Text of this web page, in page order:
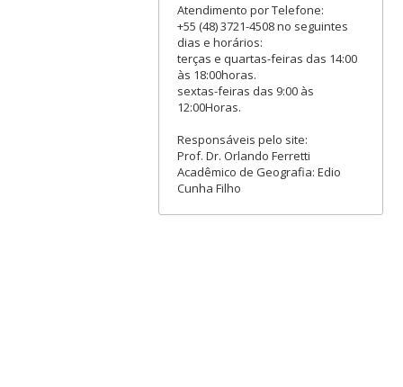
Atendimento por Telefone:
+55 (48) 3721-4508 no seguintes
dias e horários:
terças e quartas-feiras das 14:00
às 18:00horas.
sextas-feiras das 9:00 às
12:00Horas.
Responsáveis pelo site:
Prof. Dr. Orlando Ferretti
Acadêmico de Geografia: Edio
Cunha Filho